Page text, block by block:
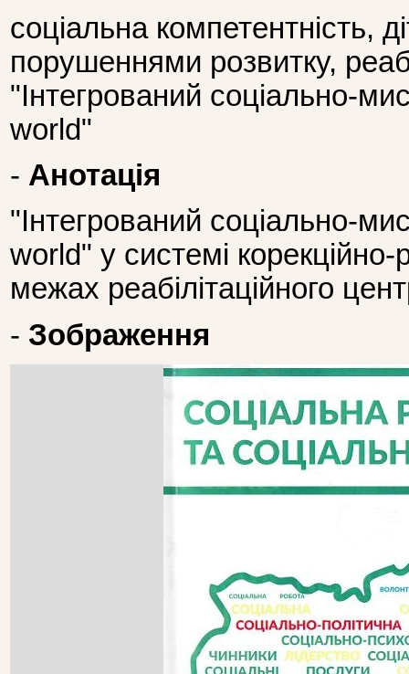
соціальна компетентність,
порушеннями розвитку,
"Інтегрований соціально-
world"
- Анотація
"Інтегрований соціально-
world" у системі корекційно-
межах реабілітаційного
- Зображення